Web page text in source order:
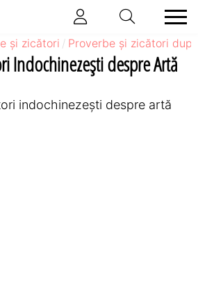
și zicători Proverbe și zicători
Indochinezeşti despre Artă
indochinezeşti despre artă